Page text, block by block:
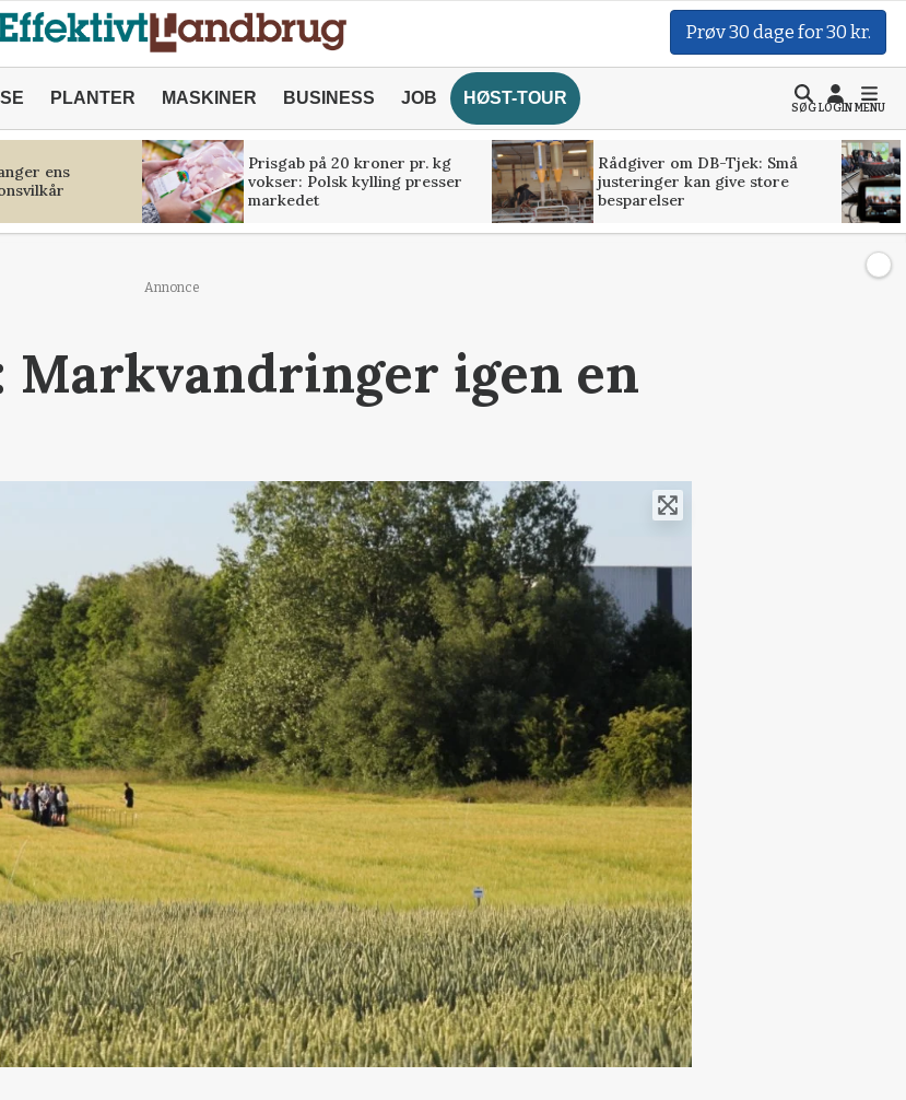
Prøv 30 dage for 30 kr.
PLANTER MASKINER BUSINESS JOB HØST-TOUR
SØGLOGINMENU
ens
Prisgab på 20 kroner pr. kg
vokser: Polsk kylling presser
markedet
Rådgiver om DB-Tjek: Små
justeringer kan give store
besparelser
Annonce
Markvandringer igen en